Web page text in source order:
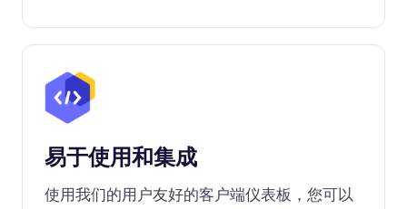
易于使用和集成
使用我们的用户友好的客户端仪表板，您可以